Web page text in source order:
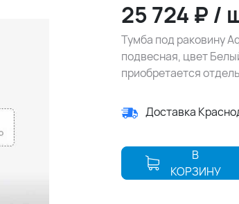
25 724 ₽ /
Тумба под раковину
подвесная, цвет
приобретается
Доставка
В
КОРЗИНУ